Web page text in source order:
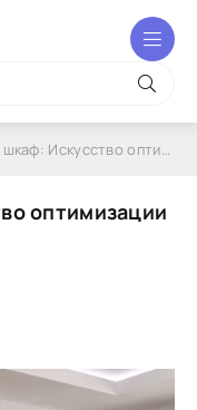
оптимизации пространства
оптимизации